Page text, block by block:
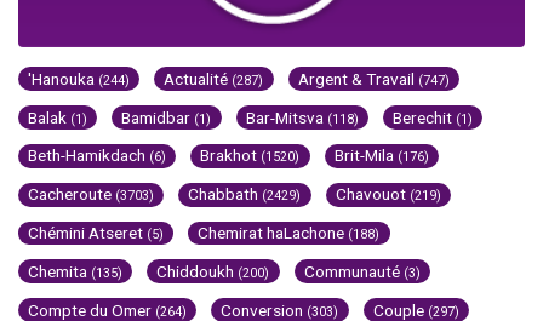
'Hanouka (244) Actualité (287) Argent & Travail (747)
Balak (1) Bamidbar (1) Bar-Mitsva (118) Berechit (1)
Beth-Hamikdach (6) Brakhot (1520) Brit-Mila (176)
Cacheroute (3703) Chabbath (2429) Chavouot (219)
Chémini Atseret (5) Chemirat haLachone (188)
Chemita (135) Chiddoukh (200) Communauté (3)
Compte du Omer (264) Conversion (303) Couple (297)